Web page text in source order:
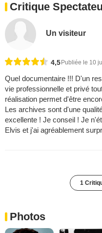
Critique
Un visiteur
4,5Publiée le 10
Quel documentaire !!! D'un
vie professionnelle et privé
réalisation permet d'être
Les archives sont d'une
excellente ! Je conseil ! Je
Elvis et j'ai agréablement
1
Photos